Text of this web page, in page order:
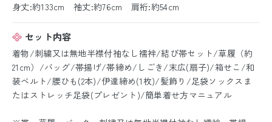
身丈:約133cm 袖丈:約76cm 肩裄:約54cm
セット内容
着物/刺繍又は無地半襟付袖なし襦袢/結び帯セット/草履（約
21cm）/バッグ/帯揚げ/帯締め/しごき/末広(扇子)/箱せこ/和
装ベルト/腰ひも(2本)/伊達締め(1枚)/髪飾り/足袋ソックスま
たはストレッチ足袋(プレゼント)/簡単着せ方マニュアル